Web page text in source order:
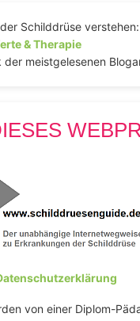
Schilddrüse verstehen:
& Therapie
der meistgelesenen
von einer Diplom-